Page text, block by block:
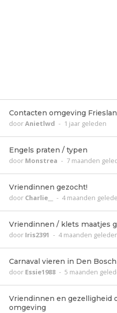
Contacten omgeving
doorAnietlwd - 1 jaar geleden
Engels praten / typen
door Monstrea - 7 maanden
Vriendinnen gezocht!
door Charlie__ - 4 maanden
Vriendinnen / klets maatjes
door Iris2391 - 4 maanden
Carnaval vieren in Den
door Essie1988 - 5 maanden
Vriendinnen en gezelligheid
omgeving